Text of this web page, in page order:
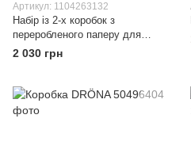
Артикул: 1104263132
Набір із 2-х коробок з
переробленого паперу для
зберігання
2 030 грн